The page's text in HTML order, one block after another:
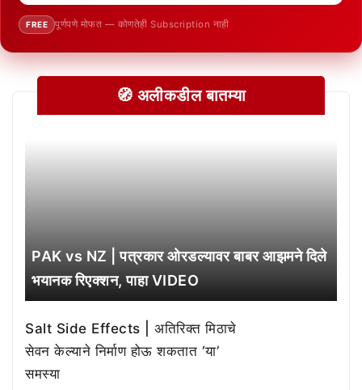
FREE पूर्णपणे मोफत — कोणतेही Subscription नाही
🧭 अलीकडील बातम्या
PAK vs NZ | पत्रकार ओरडल्यावर बाबर आझमने दिले
भयानक रिएक्शन, पाहा VIDEO
Salt Side Effects | अतिरिक्त मिठाचे
सेवन केल्याने निर्माण होऊ शकतात ‘या’
समस्या